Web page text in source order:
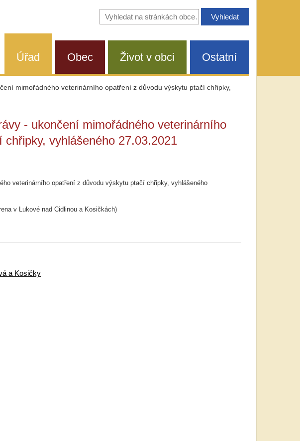
Vyhledávání
na
Úřad Obec Život v obci Ostatní
mimořádného veterinárního opatření z důvodu výskytu ptačí chřipky,
- ukončení mimořádného veterinárního
vyhlášeného 27.03.2021
veterinárního opatření z důvodu výskytu ptačí chřipky, vyhlášeného
v Lukové nad Cidlinou a Kosičkách)
a Kosičky